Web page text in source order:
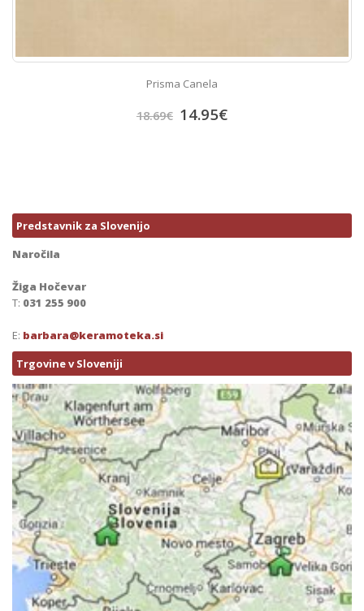
Prisma Canela
18.69€ 14.95€
Predstavnik za Slovenijo
Naročila
Žiga Hočevar
T: 031 255 900
E: barbara@keramoteka.si
Trgovine v Sloveniji